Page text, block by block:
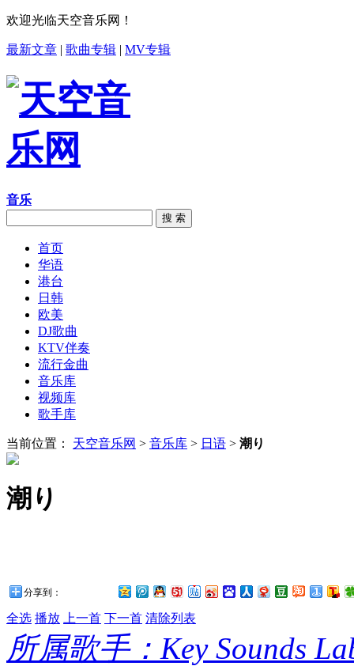
欢迎光临天空音乐网！
最新文章 | 歌曲专辑 | MV专辑
音乐
搜 索
首页
华语
港台
日韩
欧美
DJ歌曲
KTV伴奏
流行金曲
音乐库
视频库
歌手库
当前位置： 天空音乐网 > 音乐库 > 日语 > 潮り
潮り
分享到：
全选 播放 上一首 下一首 清除列表
所属歌手：Key Sounds